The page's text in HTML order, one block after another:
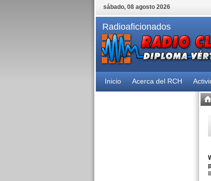
sábado, 08 agosto 2026
Radioaficionados
Inicio Acerca del RCH